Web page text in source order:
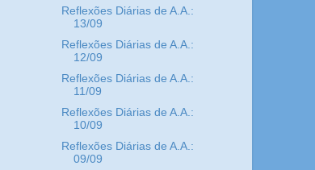
Reflexões Diárias de A.A.:
13/09
Reflexões Diárias de A.A.:
12/09
Reflexões Diárias de A.A.:
11/09
Reflexões Diárias de A.A.:
10/09
Reflexões Diárias de A.A.:
09/09